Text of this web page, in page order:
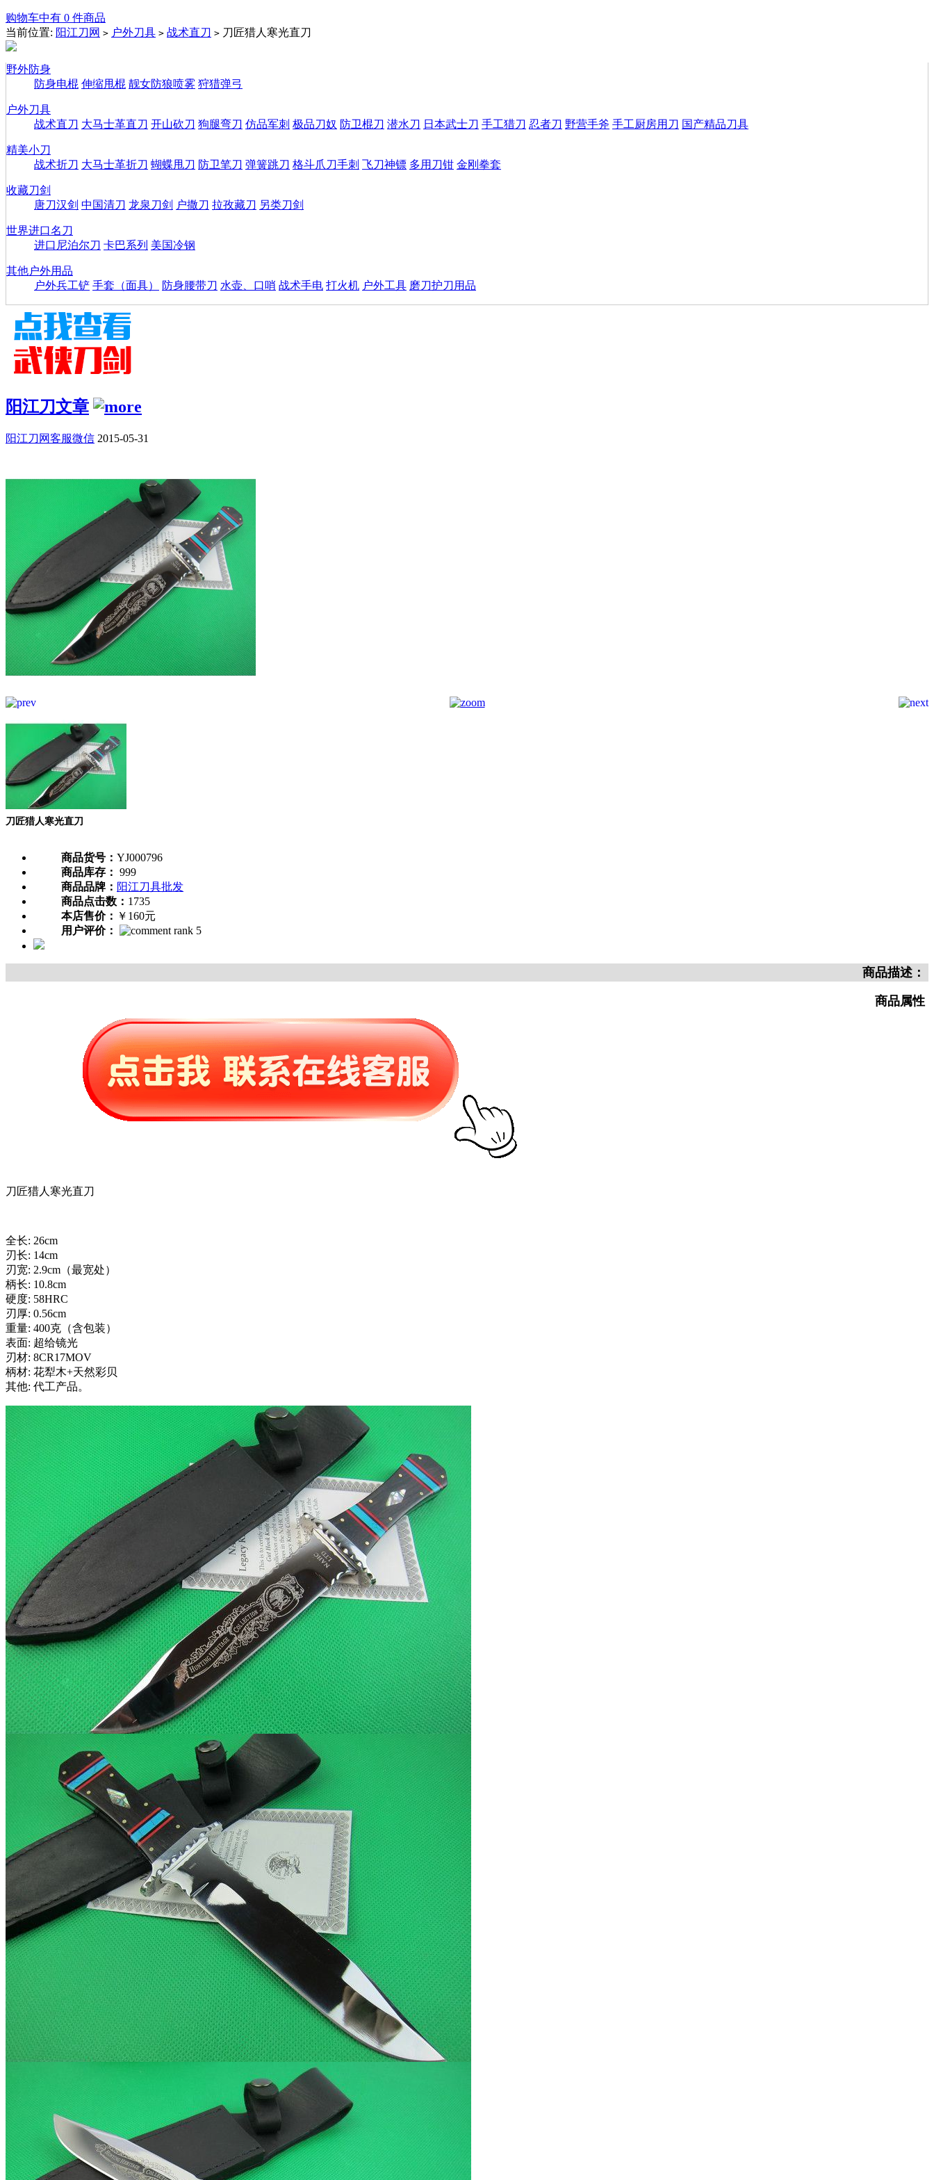
购物车中有 0 件商品
当前位置: 阳江刀网 > 户外刀具 > 战术直刀 > 刀匠猎人寒光直刀
野外防身
防身电棍 伸缩甩棍 靓女防狼喷雾 狩猎弹弓
户外刀具
战术直刀 大马士革直刀 开山砍刀 狗腿弯刀 仿品军刺 极品刀奴 防卫棍刀 潜水刀 日本武士刀 手工猎刀 忍者刀 野营手斧 手工厨房用刀 国产精品刀具
精美小刀
战术折刀 大马士革折刀 蝴蝶甩刀 防卫笔刀 弹簧跳刀 格斗爪刀手刺 飞刀神镖 多用刀钳 金刚拳套
收藏刀剑
唐刀汉剑 中国清刀 龙泉刀剑 户撒刀 拉孜藏刀 另类刀剑
世界进口名刀
进口尼泊尔刀 卡巴系列 美国冷钢
其他户外用品
户外兵工铲 手套（面具） 防身腰带刀 水壶、口哨 战术手电 打火机 户外工具 磨刀护刀用品
阳江刀文章
阳江刀网客服微信 2015-05-31
刀匠猎人寒光直刀
商品货号： YJ000796
商品库存： 999
商品品牌： 阳江刀具批发
商品点击数： 1735
本店售价： ￥160元
用户评价：
商品描述：
商品属性
刀匠猎人寒光直刀
全长: 26cm
刃长: 14cm
刃宽: 2.9cm（最宽处）
柄长: 10.8cm
硬度: 58HRC
刃厚: 0.56cm
重量: 400克（含包装）
表面: 超给镜光
刃材: 8CR17MOV
柄材: 花犁木+天然彩贝
其他: 代工产品。